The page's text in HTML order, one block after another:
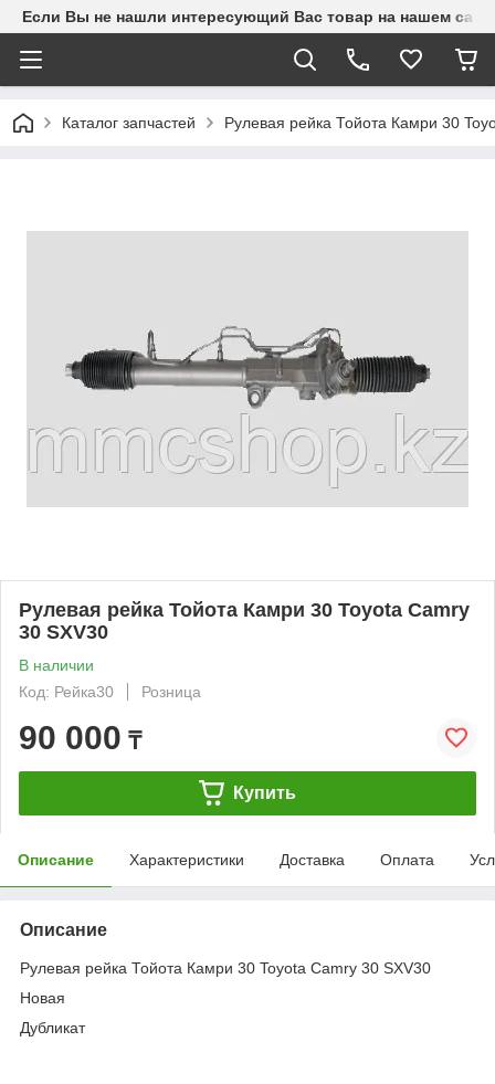
Если Вы не нашли интересующий Вас товар на нашем
Каталог запчастей Рулевая рейка Тойота Камри 30
Рулевая рейка Тойота Камри 30 Toyota Camry
30 SXV30
В наличии
Код: Рейка30
Розница
90 000 ₸
Купить
Описание Характеристики Доставка Оплата
Описание
Рулевая рейка Тойота Камри 30 Toyota Camry 30 SXV30
Новая
Дубликат